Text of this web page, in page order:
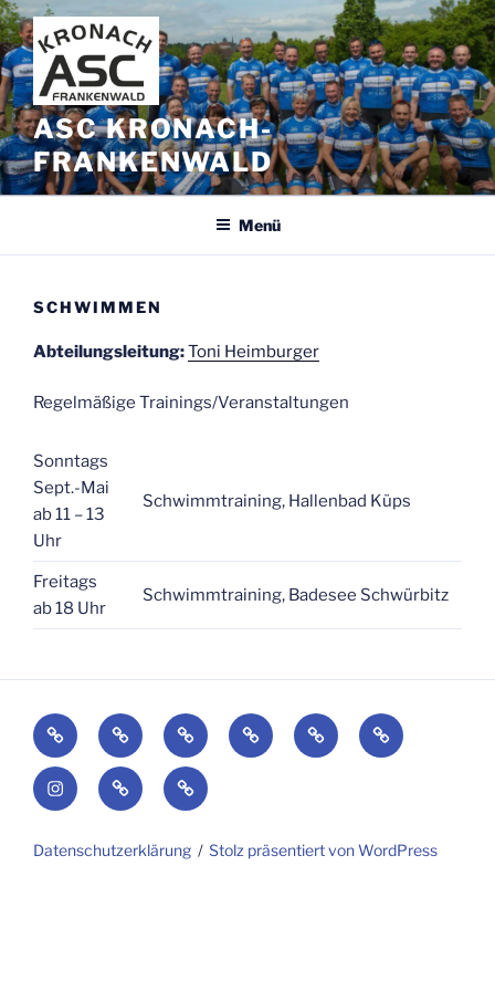
Zum
Inhalt
springen
ASC KRONACH-
FRANKENWALD
Menü
SCHWIMMEN
Abteilungsleitung:Toni Heimburger
Regelmäßige Trainings/Veranstaltungen
Sonntags
Sept.-Mai
ab 11 – 13
Uhr
Schwimmtraining, Hallenbad Küps
Freitags
ab 18 Uhr
Schwimmtraining, Badesee Schwürbitz
News AnmeldungAbteilungenVorstandschaftVereinsgeschichte
Für
Mitglieder/
InstagramDatenschutzerklärung
Impressum
Datenschutzerklärung Stolz präsentiert von WordPress